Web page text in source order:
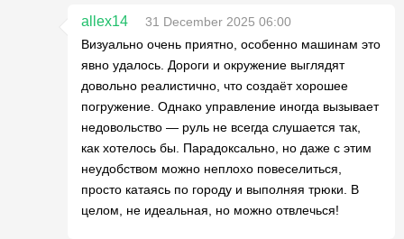
allex14
31 December 2025 06:00
Визуально очень приятно, особенно машинам это
явно удалось. Дороги и окружение выглядят
довольно реалистично, что создаёт хорошее
погружение. Однако управление иногда вызывает
недовольство — руль не всегда слушается так,
как хотелось бы. Парадоксально, но даже с этим
неудобством можно неплохо повеселиться,
просто катаясь по городу и выполняя трюки. В
целом, не идеальная, но можно отвлечься!